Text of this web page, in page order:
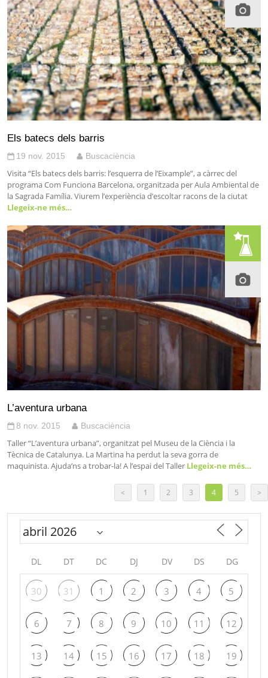
Els batecs dels barris
19 nov. 2015 Buscaciència
Visita “Els batecs dels barris: l’esquerra de l’Eixample”, a càrrec del
programa Com Funciona Barcelona, organitzada per Aula Ambiental de
la Sagrada Família. Viurem l’experiència d’escoltar racons de la ciutat
Llegeix-ne més…
L’aventura urbana
8 nov. 2015 Buscaciència
Taller “L’aventura urbana”, organitzat pel Museu de la Ciència i la
Tècnica de Catalunya. La Martina ha perdut la seva gorra de
maquinista. Ajuda’ns a trobar-la! A l’espai del Taller Llegeix-ne més…
< 1 2 3 4 5 >
DL DT DC DJ DV DS DG
30 31 1 2 3 4 5
6 7 8 9 10 11 12
13 14 15 16 17 18 19